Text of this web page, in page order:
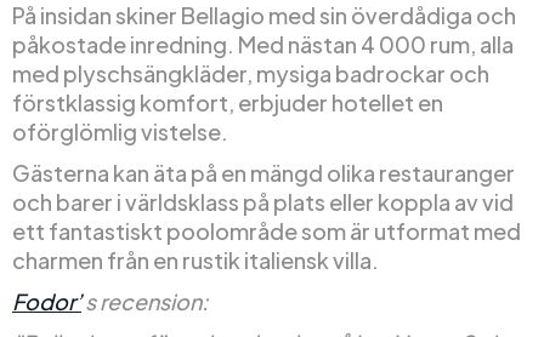
På insidan skiner Bellagio med sin överdådiga och
påkostade inredning. Med nästan 4 000 rum, alla
med plyschsängkläder, mysiga badrockar och
förstklassig komfort, erbjuder hotellet en
oförglömlig vistelse.
Gästerna kan äta på en mängd olika restauranger
och barer i världsklass på plats eller koppla av vid
ett fantastiskt poolområde som är utformat med
charmen från en rustik italiensk villa.
Fodor’s recension: